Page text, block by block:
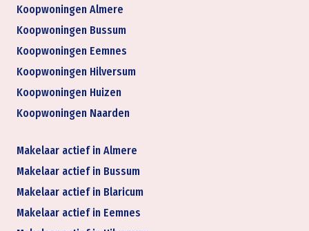
Koopwoningen Almere
Koopwoningen Bussum
Koopwoningen Eemnes
Koopwoningen Hilversum
Koopwoningen Huizen
Koopwoningen Naarden
Makelaar actief in Almere
Makelaar actief in Bussum
Makelaar actief in Blaricum
Makelaar actief in Eemnes